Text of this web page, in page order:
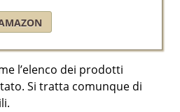
l’elenco dei prodotti
. Si tratta comunque di